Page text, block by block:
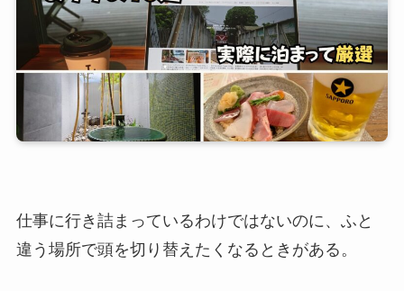
仕事に行き詰まっているわけではないのに、ふと
違う場所で頭を切り替えたくなるときがある。